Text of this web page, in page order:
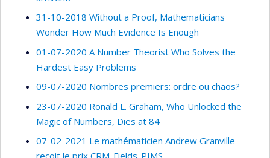
31-10-2018 Without a Proof, Mathematicians
Wonder How Much Evidence Is Enough
01-07-2020 A Number Theorist Who Solves the
Hardest Easy Problems
09-07-2020 Nombres premiers: ordre ou chaos?
23-07-2020 Ronald L. Graham, Who Unlocked the
Magic of Numbers, Dies at 84
07-02-2021 Le mathématicien Andrew Granville